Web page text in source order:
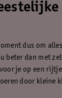
dus om
beter dan met
je op een
door kleine